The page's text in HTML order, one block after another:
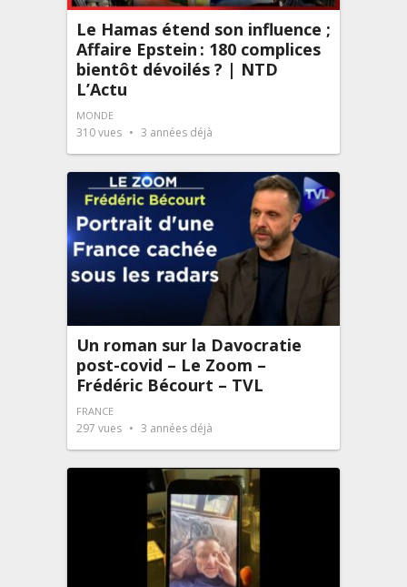
Le Hamas étend son influence ;
Affaire Epstein : 180 complices
bientôt dévoilés ? | NTD
L’Actu
MONDE
310vues 3 années déjà
Un roman sur la Davocratie
post-covid – Le Zoom –
Frédéric Bécourt – TVL
FRANCE
297 vues 3 années déjà